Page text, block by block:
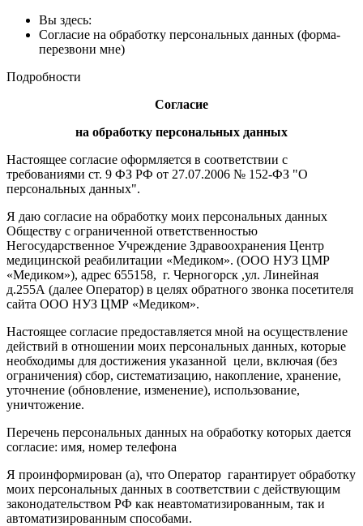
Вы здесь:
Согласие на обработку персональных данных (форма-
перезвони мне)
Подробности
Согласие
на обработку персональных данных
Настоящее согласие оформляется в соответствии с
требованиями ст. 9 ФЗ РФ от 27.07.2006 № 152-ФЗ "О
персональных данных".
Я даю согласие на обработку моих персональных данных
Обществу с ограниченной ответственностью
Негосударственное Учреждение Здравоохранения Центр
медицинской реабилитации «Медиком». (ООО НУЗ ЦМР
«Медиком»), адрес 655158, г. Черногорск ,ул. Линейная
д.255А (далее Оператор) в целях обратного звонка посетителя
сайта ООО НУЗ ЦМР «Медиком».
Настоящее согласие предоставляется мной на осуществление
действий в отношении моих персональных данных, которые
необходимы для достижения указанной цели, включая (без
ограничения) сбор, систематизацию, накопление, хранение,
уточнение (обновление, изменение), использование,
уничтожение.
Перечень персональных данных на обработку которых дается
согласие: имя, номер телефона
Я проинформирован (а), что Оператор гарантирует обработку
моих персональных данных в соответствии с действующим
законодательством РФ как неавтоматизированным, так и
автоматизированным способами.